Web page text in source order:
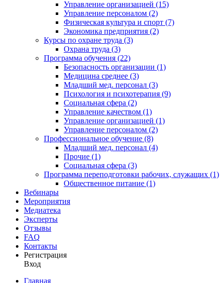
Управление организацией (15)
Управление персоналом (2)
Физическая культура и спорт (7)
Экономика предприятия (2)
Курсы по охране труда (3)
Охрана труда (3)
Программа обучения (22)
Безопасность организации (1)
Медицина среднее (3)
Младший мед. персонал (3)
Психология и психотерапия (9)
Социальная сфера (2)
Управление качеством (1)
Управление организацией (1)
Управление персоналом (2)
Профессиональное обучение (8)
Младший мед. персонал (4)
Прочие (1)
Социальная сфера (3)
Программа переподготовки рабочих, служащих (1)
Общественное питание (1)
Вебинары
Мероприятия
Медиатека
Эксперты
Отзывы
FAQ
Контакты
Регистрация
Вход
Главная